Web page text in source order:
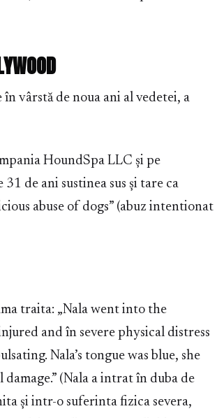
vârstă de noua ani al vedetei, a
HoundSpa LLC și pe
de ani sustinea sus și tare ca
abuse of dogs” (abuz intentionat
traita: „Nala went into the
and în severe physical distress
Nala’s tongue was blue, she
(Nala a intrat în duba de
și intr-o suferinta fizica severa,